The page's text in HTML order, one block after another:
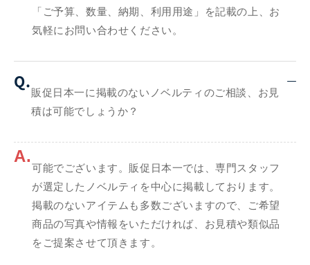
「ご予算、数量、納期、利用用途」を記載の上、お
気軽にお問い合わせください。
Q.
販促日本一に掲載のないノベルティのご相談、お見
積は可能でしょうか？
A.
可能でございます。販促日本一では、専門スタッフ
が選定したノベルティを中心に掲載しております。
掲載のないアイテムも多数ございますので、ご希望
商品の写真や情報をいただければ、お見積や類似品
をご提案させて頂きます。